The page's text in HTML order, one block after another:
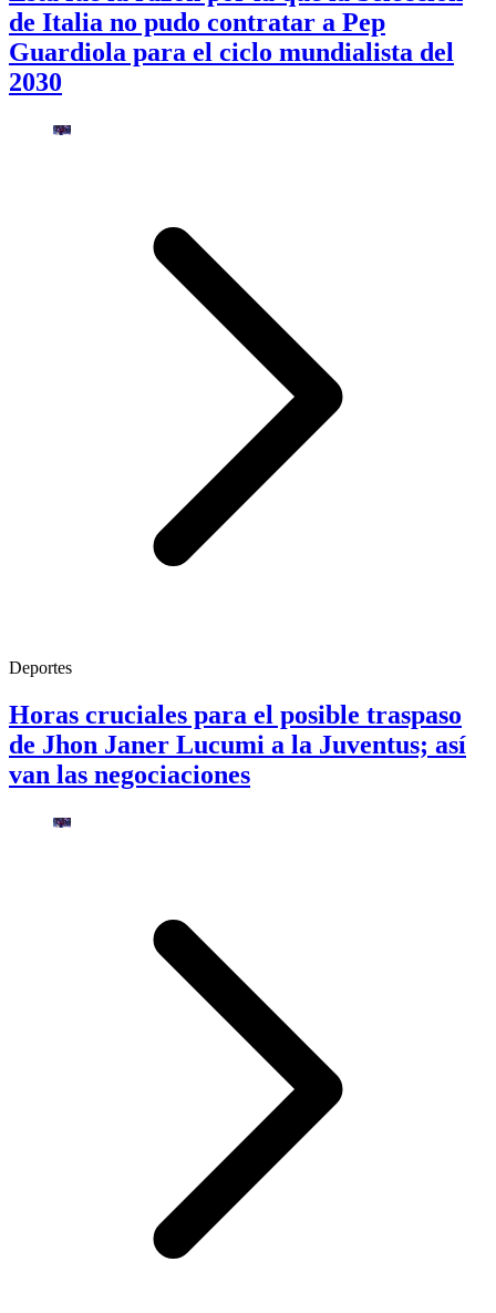
de Italia no pudo contratar a Pep
Guardiola para el ciclo mundialista del
2030
Deportes
Horas cruciales para el posible traspaso
de Jhon Janer Lucumi a la Juventus; así
van las negociaciones